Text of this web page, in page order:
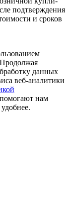
подтверждения
и сроков
данных
веб-аналитики
нам